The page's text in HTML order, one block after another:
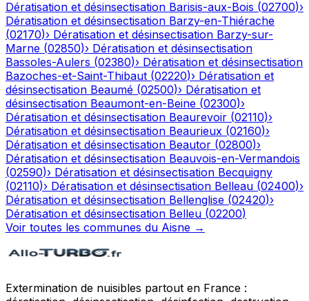
Dératisation et désinsectisation Barisis-aux-Bois (02700)›
Dératisation et désinsectisation Barzy-en-Thiérache
(02170)› Dératisation et désinsectisation Barzy-sur-
Marne (02850)› Dératisation et désinsectisation
Bassoles-Aulers (02380)› Dératisation et désinsectisation
Bazoches-et-Saint-Thibaut (02220)› Dératisation et
désinsectisation Beaumé (02500)› Dératisation et
désinsectisation Beaumont-en-Beine (02300)›
Dératisation et désinsectisation Beaurevoir (02110)›
Dératisation et désinsectisation Beaurieux (02160)›
Dératisation et désinsectisation Beautor (02800)›
Dératisation et désinsectisation Beauvois-en-Vermandois
(02590)› Dératisation et désinsectisation Becquigny
(02110)› Dératisation et désinsectisation Belleau (02400)›
Dératisation et désinsectisation Bellenglise (02420)›
Dératisation et désinsectisation Belleu (02200)
Voir toutes les communes du Aisne →
Extermination de nuisibles partout en France :